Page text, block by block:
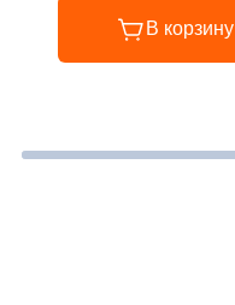
В корзину